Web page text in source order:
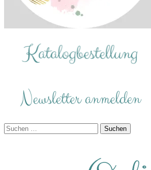
Suchen